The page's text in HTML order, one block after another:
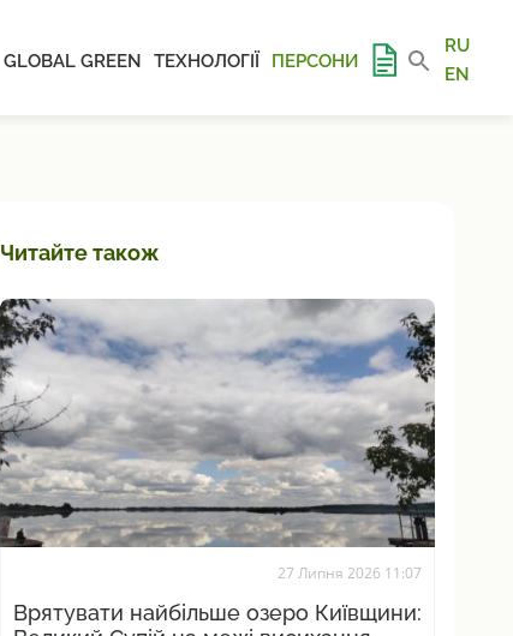
GLOBAL GREEN ТЕХНОЛОГІЇ ПЕРСОНИ
RU
EN
Читайте також
27 Липня 2026 11:07
Врятувати найбільше озеро Київщини: